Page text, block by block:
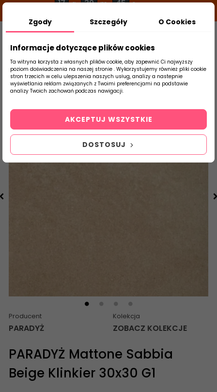
17 g 30 m 44 s
Szukaj
produktu
Strona Główna Klinkier Paradyż
Producent
PARADYŻ
Kolekcja
ZOBACZ KOLEKCJE
PARADYŻ Mattone Sabbia
Beige Klinkier 30x30 G1
Zgody Szczegóły O Cookies
Informacje dotyczące plików cookies
Ta witryna korzysta z własnych plików cookie, aby zapewnić Ci najwyższy
poziom doświadczenia na naszej stronie . Wykorzystujemy również pliki cookie
stron trzecich w celu ulepszenia naszych usług, analizy a nastepnie
wyświetlania reklam związanych z Twoimi preferencjami na podstawie
analizy Twoich zachowań podczas nawigacji.
DOSTOSUJ
AKCEPTUJ WSZYSTKIE